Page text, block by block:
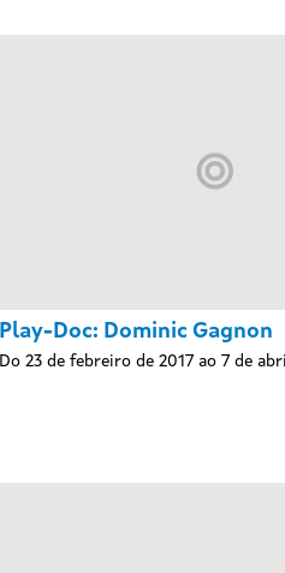
Play-Doc: Dominic Gagnon
Do 23 de febreiro de 2017 ao 7 de